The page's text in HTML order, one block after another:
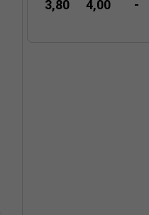
3,80 4,00 -